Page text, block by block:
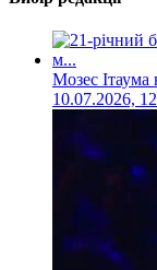
Мозес
10.07.2026,